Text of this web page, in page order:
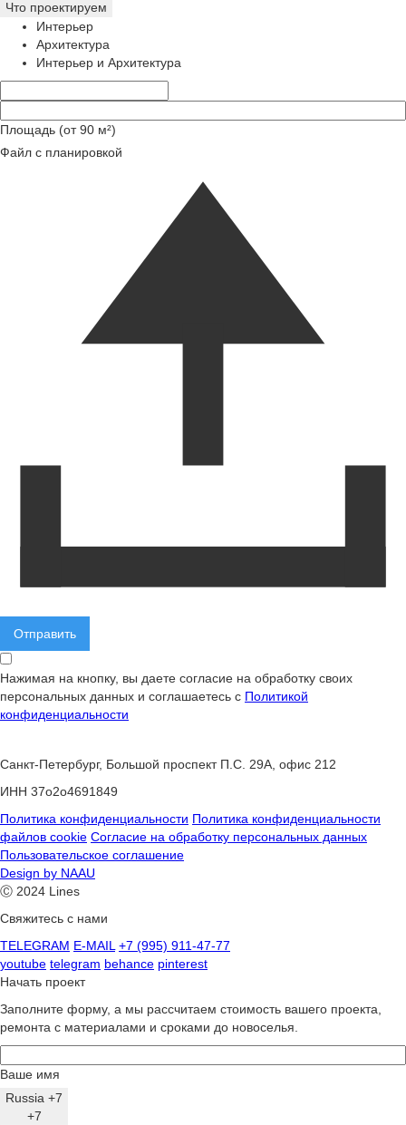
Что проектируем
Интерьер
Архитектура
Интерьер и Архитектура
Площадь (от 90 м²)
Файл с планировкой
Нажимая на кнопку, вы даете согласие на обработку своих
персональных данных и соглашаетесь с Политикой
конфиденциальности
Санкт-Петербург, Большой проспект П.С. 29А, офис 212
ИНН 37o2o4691849
Политика конфиденциальности Политика конфиденциальности
файлов cookie Согласие на обработку персональных данных
Пользовательское соглашение
Design by NAAU
Ⓒ 2024 Lines
Свяжитесь с нами
TELEGRAM E-MAIL +7 (995) 911-47-77
youtube telegram behance pinterest
Начать проект
Заполните форму, а мы рассчитаем стоимость вашего проекта,
ремонта с материалами и сроками до новоселья.
Ваше имя
Russia +7
+7